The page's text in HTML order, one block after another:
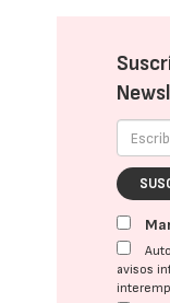
avisos